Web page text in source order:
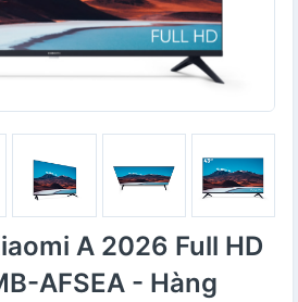
A 2026 Full HD
AFSEA - Hàng